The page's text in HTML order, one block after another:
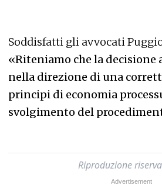
Soddisfatti gli avvocati
«Riteniamo che la decisione
nella direzione di una
principi di economia
svolgimento del
Riproduzione